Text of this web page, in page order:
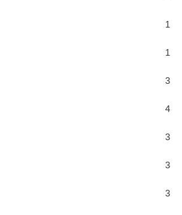
1
1
3
4
3
3
3